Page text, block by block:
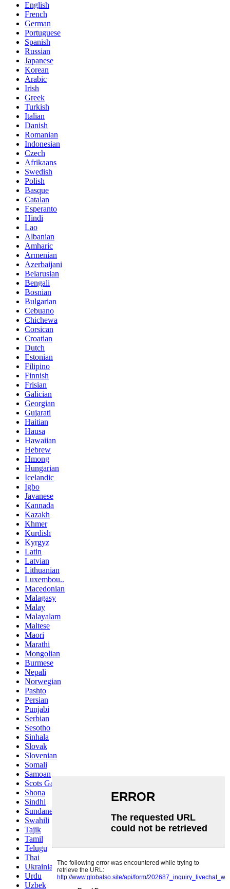
English
French
German
Portuguese
Spanish
Russian
Japanese
Korean
Arabic
Irish
Greek
Turkish
Italian
Danish
Romanian
Indonesian
Czech
Afrikaans
Swedish
Polish
Basque
Catalan
Esperanto
Hindi
Lao
Albanian
Amharic
Armenian
Azerbaijani
Belarusian
Bengali
Bosnian
Bulgarian
Cebuano
Chichewa
Corsican
Croatian
Dutch
Estonian
Filipino
Finnish
Frisian
Galician
Georgian
Gujarati
Haitian
Hausa
Hawaiian
Hebrew
Hmong
Hungarian
Icelandic
Igbo
Javanese
Kannada
Kazakh
Khmer
Kurdish
Kyrgyz
Latin
Latvian
Lithuanian
Luxembou..
Macedonian
Malagasy
Malay
Malayalam
Maltese
Maori
Marathi
Mongolian
Burmese
Nepali
Norwegian
Pashto
Persian
Punjabi
Serbian
Sesotho
Sinhala
Slovak
Slovenian
Somali
Samoan
Scots Gaelic
Shona
Sindhi
Sundanese
Swahili
Tajik
Tamil
Telugu
Thai
Ukrainian
Urdu
Uzbek